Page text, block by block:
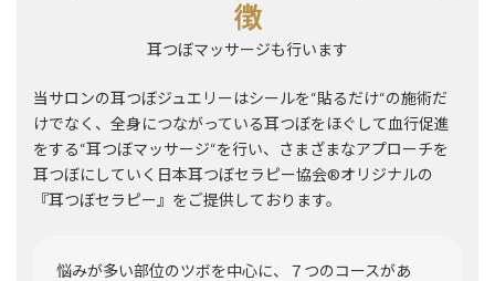
徴
耳つぼマッサージも行います
当サロンの耳つぼジュエリーはシールを“貼るだけ“の施術だ
けでなく、全身につながっている耳つぼをほぐして血行促進
をする“耳つぼマッサージ“を行い、さまざまなアプローチを
耳つぼにしていく日本耳つぼセラピー協会®︎オリジナルの
『耳つぼセラピー』をご提供しております。
悩みが多い部位のツボを中心に、７つのコースがあ